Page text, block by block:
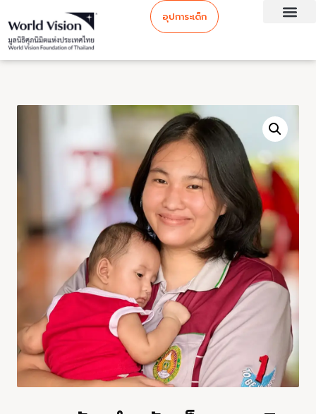
อุปการะเด็ก